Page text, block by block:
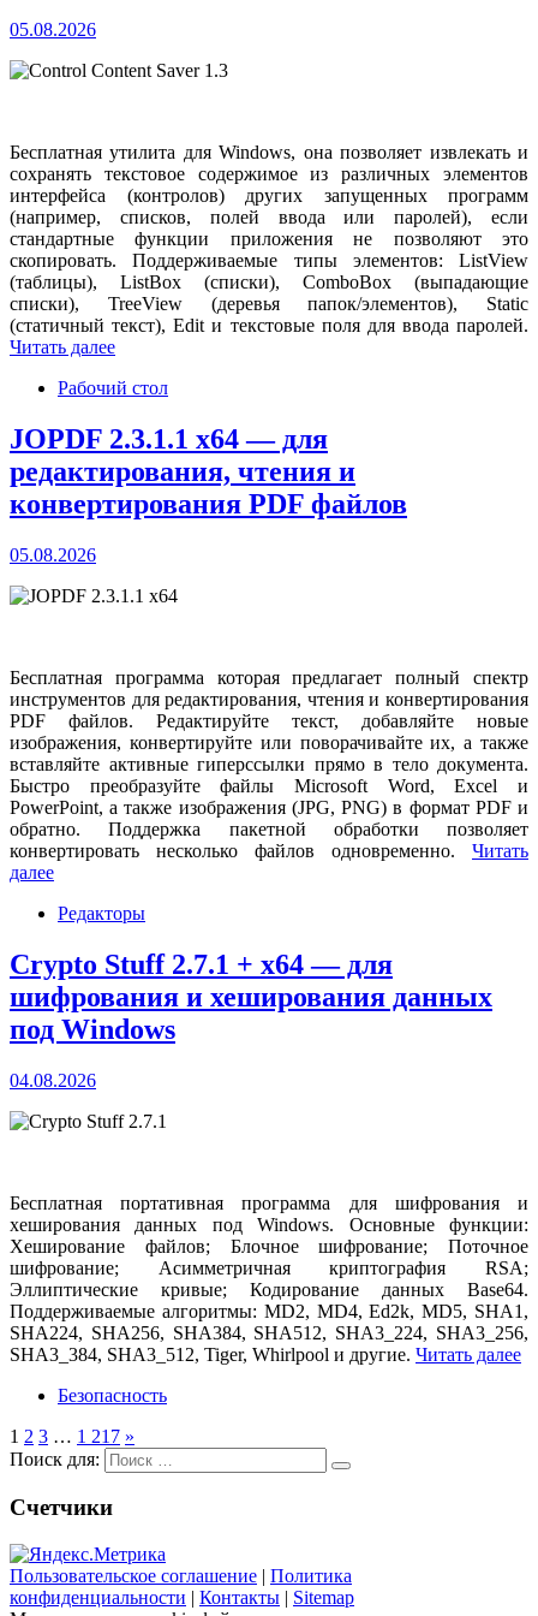
05.08.2026
Бесплатная утилита для Windows, она позволяет извлекать и
сохранять текстовое содержимое из различных элементов
интерфейса (контролов) других запущенных программ
(например, списков, полей ввода или паролей), если
стандартные функции приложения не позволяют это
скопировать. Поддерживаемые типы элементов: ListView
(таблицы), ListBox (списки), ComboBox (выпадающие
списки), TreeView (деревья папок/элементов), Static
(статичный текст), Edit и текстовые поля для ввода паролей.
Читать далее
Рабочий стол
JOPDF 2.3.1.1 x64 — для
редактирования, чтения и
конвертирования PDF файлов
05.08.2026
Бесплатная программа которая предлагает полный спектр
инструментов для редактирования, чтения и конвертирования
PDF файлов. Редактируйте текст, добавляйте новые
изображения, конвертируйте или поворачивайте их, а также
вставляйте активные гиперссылки прямо в тело документа.
Быстро преобразуйте файлы Microsoft Word, Excel и
PowerPoint, а также изображения (JPG, PNG) в формат PDF и
обратно. Поддержка пакетной обработки позволяет
конвертировать несколько файлов одновременно. Читать
далее
Редакторы
Crypto Stuff 2.7.1 + x64 — для
шифрования и хеширования данных
под Windows
04.08.2026
Бесплатная портативная программа для шифрования и
хеширования данных под Windows. Основные функции:
Хеширование файлов; Блочное шифрование; Поточное
шифрование; Асимметричная криптография RSA;
Эллиптические кривые; Кодирование данных Base64.
Поддерживаемые алгоритмы: MD2, MD4, Ed2k, MD5, SHA1,
SHA224, SHA256, SHA384, SHA512, SHA3_224, SHA3_256,
SHA3_384, SHA3_512, Tiger, Whirlpool и другие. Читать далее
Безопасность
1 2 3 … 1 217 »
Поиск для:
Счетчики
Пользовательское соглашение | Политика
конфиденциальности | Контакты | Sitemap